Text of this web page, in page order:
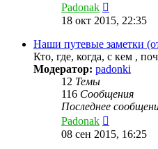
Padonak
к
18 окт 2015, 22:35
Наши путевые заметки
Кто, где, когда, с кем ,
Модератор: padonki
12 Темы
116 Сообщения
Последнее
Padonak
к
08 сен 2015, 16:25